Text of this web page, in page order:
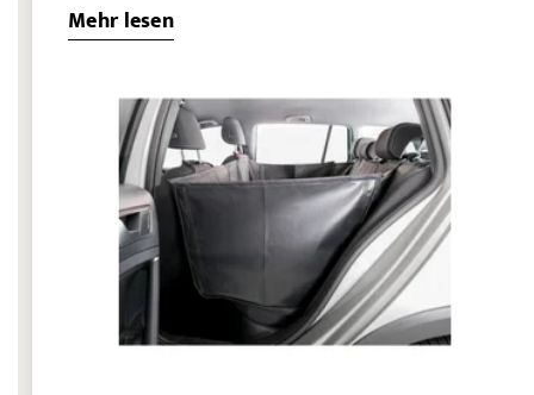
Mehr lesen